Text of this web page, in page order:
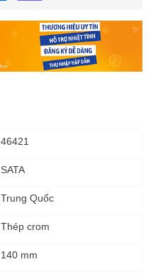
46421
SATA
Trung Quốc
Thép crom
140 mm